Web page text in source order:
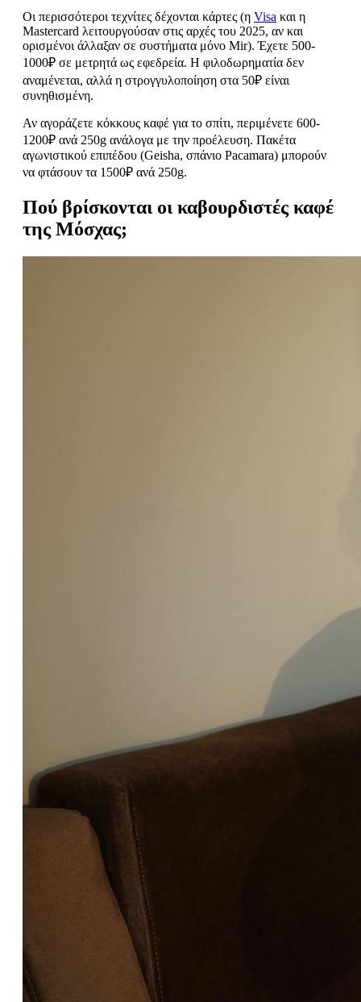
Οι περισσότεροι τεχνίτες δέχονται κάρτες (η Visa και η
Mastercard λειτουργούσαν στις αρχές του 2025, αν και
ορισμένοι άλλαξαν σε συστήματα μόνο Mir). Έχετε 500-
1000₽ σε μετρητά ως εφεδρεία. Η φιλοδωρηματία δεν
αναμένεται, αλλά η στρογγυλοποίηση στα 50₽ είναι
συνηθισμένη.
Αν αγοράζετε κόκκους καφέ για το σπίτι, περιμένετε 600-
1200₽ ανά 250g ανάλογα με την προέλευση. Πακέτα
αγωνιστικού επιπέδου (Geisha, σπάνιο Pacamara) μπορούν
να φτάσουν τα 1500₽ ανά 250g.
Πού βρίσκονται οι καβουρδιστές καφέ
της Μόσχας;